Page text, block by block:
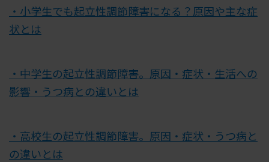
・小学生でも起立性調節障害になる？原因や主な症
状とは
・中学生の起立性調節障害。原因・症状・生活への
影響・うつ病との違いとは
・高校生の起立性調節障害。原因・症状・うつ病と
の違いとは